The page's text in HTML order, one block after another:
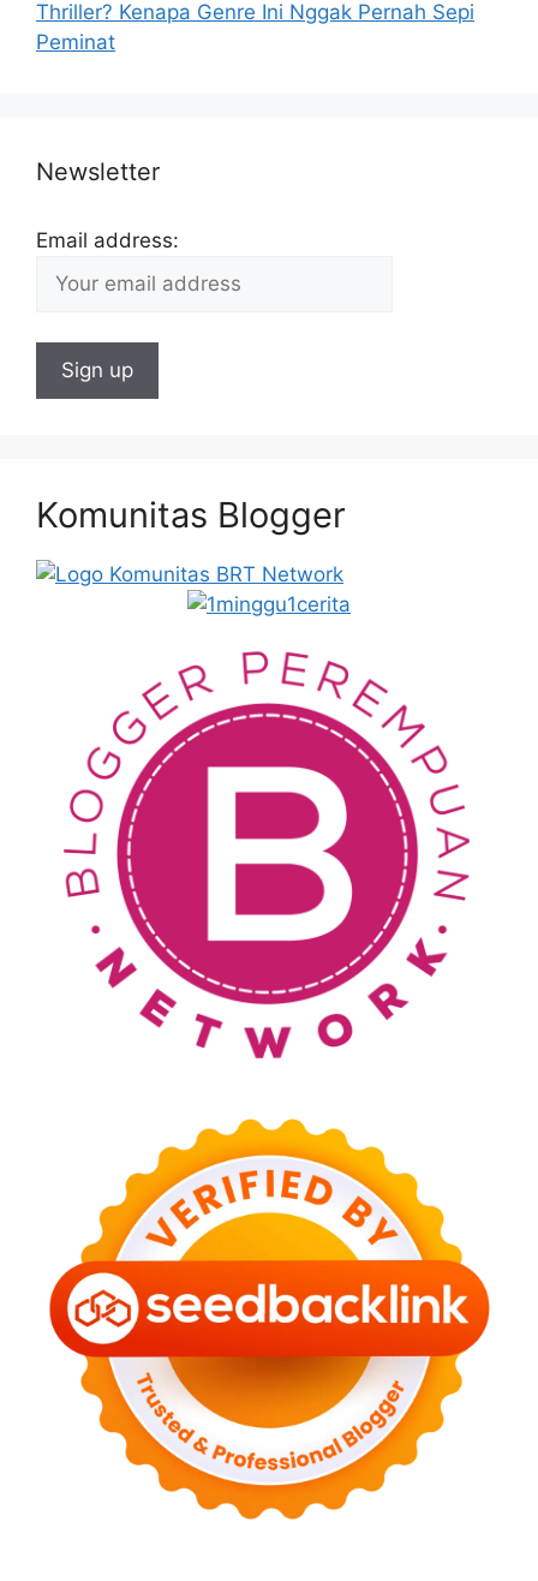
Thriller? Kenapa Genre Ini Nggak Pernah Sepi
Peminat
Newsletter
Email address:
Komunitas Blogger